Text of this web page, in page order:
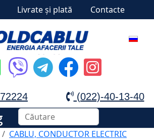
Livrate și plată Contacte
(022)-40-13-40
CABLU, CONDUCTOR ELECTRIC